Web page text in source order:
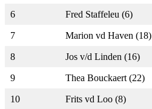
6 Fred Staffeleu (6)
7 Marion vd Haven (18)
8 Jos v/d Linden (16)
9 Thea Bouckaert (22)
10 Frits vd Loo (8)